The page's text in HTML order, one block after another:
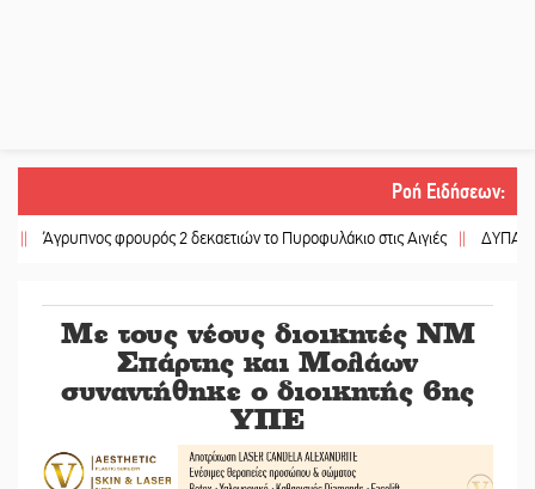
Ροή Ειδήσεων:
Άγρυπνος φρουρός 2 δεκαετιών το Πυροφυλάκιο στις Αιγιές || ΔΥΠΑ:
Με τους νέους διοικητές ΝΜ
Σπάρτης και Μολάων
συναντήθηκε ο διοικητής 6ης
ΥΠΕ